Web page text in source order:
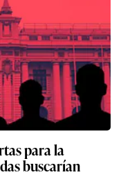
para la
buscarían